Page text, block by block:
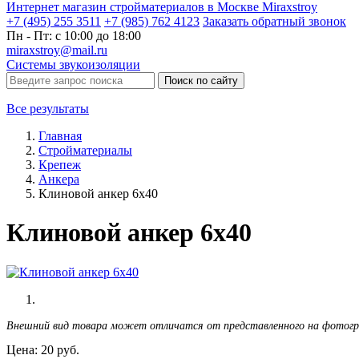
Интернет магазин стройматериалов в Москве Miraxstroy
+7 (495) 255 3511 +7 (985) 762 4123 Заказать обратный звонок
Пн - Пт: с 10:00 до 18:00
miraxstroy@mail.ru
Системы звукоизоляции
Поиск по сайту
Все результаты
Главная
Стройматериалы
Крепеж
Анкера
Клиновой анкер 6х40
Клиновой анкер 6х40
Внешний вид товара может отличатся от представленного на
Цена: 20 руб.